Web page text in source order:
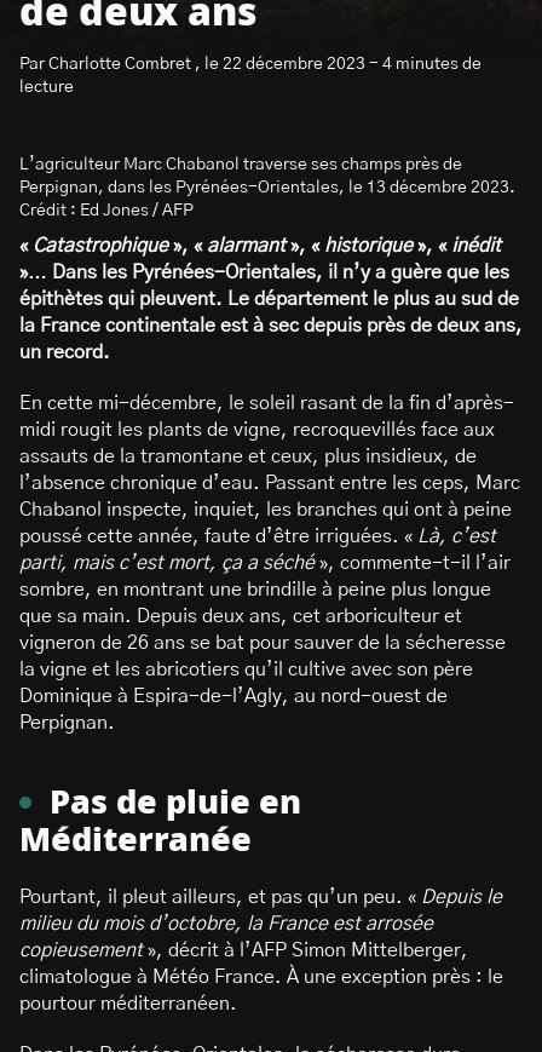
de deux ans
Par Charlotte Combret , le 22 décembre 2023 - 4 minutes de
lecture
L’agriculteur Marc Chabanol traverse ses champs près de
Perpignan, dans les Pyrénées-Orientales, le 13 décembre 2023.
Crédit : Ed Jones / AFP
« Catastrophique», « alarmant», « historique», « inédit
»… Dans les Pyrénées-Orientales, il n’y a guère que les
épithètes qui pleuvent. Le département le plus au sud de
la France continentale est à sec depuis près de deux ans,
un record.
En cette mi-décembre, le soleil rasant de la fin d’après-
midi rougit les plants de vigne, recroquevillés face aux
assauts de la tramontane et ceux, plus insidieux, de
l’absence chronique d’eau. Passant entre les ceps, Marc
Chabanol inspecte, inquiet, les branches qui ont à peine
poussé cette année, faute d’être irriguées. « Là, c’est
parti, mais c’est mort, ça a séché», commente-t-il l’air
sombre, en montrant une brindille à peine plus longue
que sa main. Depuis deux ans, cet arboriculteur et
vigneron de 26 ans se bat pour sauver de la sécheresse
la vigne et les abricotiers qu’il cultive avec son père
Dominique à Espira-de-l’Agly, au nord-ouest de
Perpignan.
Pas de pluie en
Méditerranée
Pourtant, il pleut ailleurs, et pas qu’un peu. « Depuis le
milieu du mois d’octobre, la France est arrosée
copieusement», décrit à l’AFP Simon Mittelberger,
climatologue à Météo France. À une exception près : le
pourtour méditerranéen.
S’abonner à la newsletter